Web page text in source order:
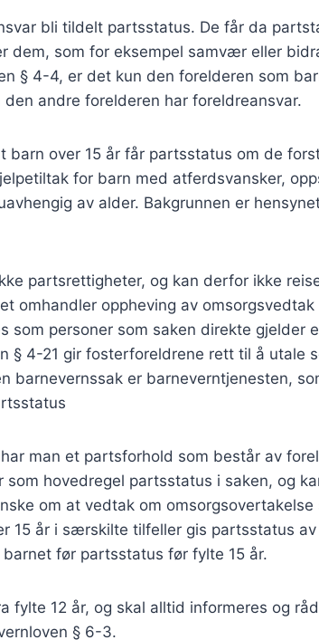
bli tildelt partsstatus. De får da
dem, som for eksempel samvær eller
§ 4-4, er det kun den forelderen som
andre forelderen har foreldreansvar.
barn over 15 år får partsstatus om de
for barn med atferdsvansker,
av alder. Bakgrunnen er
partsrettigheter, og kan derfor ikke
omhandler oppheving av
som personer som saken direkte gjelder
§ 4-21 gir fosterforeldrene rett til å utale
barnevernssak er barneverntjenesten,
man et partsforhold som består av
som hovedregel partsstatus i saken, og
om at vedtak om omsorgsovertakelse
15 år i særskilte tilfeller gis partsstatus av
før partsstatus før fylte 15 år.
fylte 12 år, og skal alltid informeres og
§ 6-3.